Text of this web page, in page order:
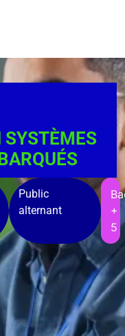
Public
alternant
+
5